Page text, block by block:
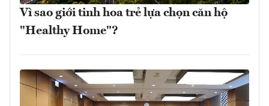
Vì sao giới tinh hoa trẻ lựa chọn căn hộ
"Healthy Home"?